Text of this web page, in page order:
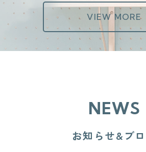
VIEW MORE
NEWS
お知らせ&ブ